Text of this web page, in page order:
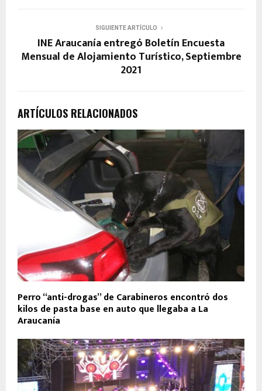
SIGUIENTE ARTÍCULO
INE Araucanía entregó Boletín Encuesta
Mensual de Alojamiento Turístico, Septiembre
2021
ARTÍCULOS RELACIONADOS
Perro “anti-drogas” de Carabineros encontró dos
kilos de pasta base en auto que llegaba a La
Araucanía